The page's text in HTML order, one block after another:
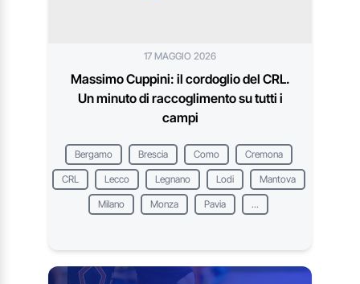
17 MAGGIO 2026
Massimo Cuppini: il cordoglio del CRL.
Un minuto di raccoglimento su tutti i
campi
Bergamo Brescia Como Cremona
CRL Lecco Legnano Lodi Mantova
Milano Monza Pavia ...